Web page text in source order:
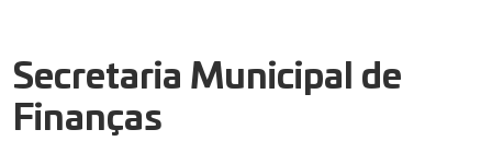
Secretaria Municipal de
Finanças